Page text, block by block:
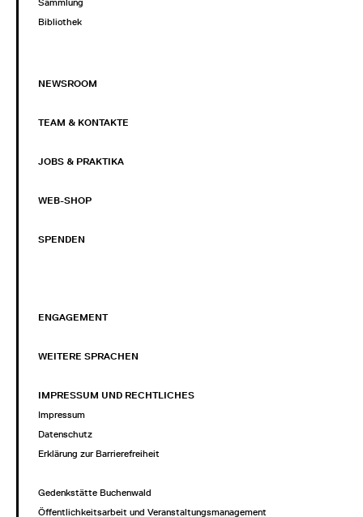
Bibliothek
NEWSROOM
TEAM & KONTAKTE
JOBS & PRAKTIKA
WEB-SHOP
SPENDEN
ENGAGEMENT
WEITERE SPRACHEN
IMPRESSUM UND RECHTLICHES
Impressum
Datenschutz
Erklärung zur Barrierefreiheit
Gedenkstätte Buchenwald
Öffentlichkeitsarbeit und Veranstaltungsmanagement